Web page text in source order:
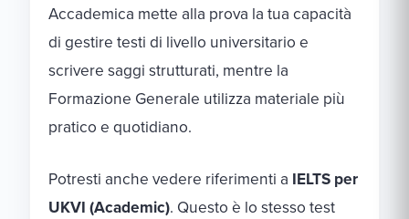
Accademica mette alla prova la tua capacità
di gestire testi di livello universitario e
scrivere saggi strutturati, mentre la
Formazione Generale utilizza materiale più
pratico e quotidiano.
Potresti anche vedere riferimenti a IELTS per
UKVI (Academic). Questo è lo stesso test